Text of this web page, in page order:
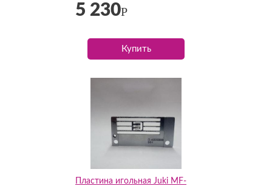
5 230Р
Купить
Пластина игольная Juki MF-